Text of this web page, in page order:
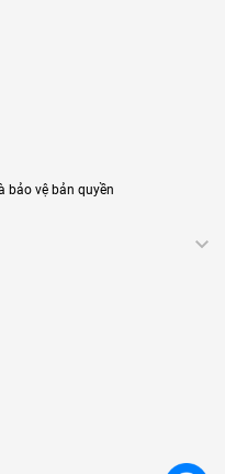
bảo vệ bản quyền